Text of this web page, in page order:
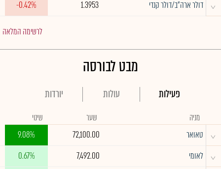
^ דולר ארה"ב/דולר קנדי 1.3953
-0.42%
לרשימה המלאה
מבט לבורסה
פעילות עולות יורדות
מניה שער שינוי
^ טאואר 72,100.00
9.08%
^ לאומי 7,492.00
0.67%